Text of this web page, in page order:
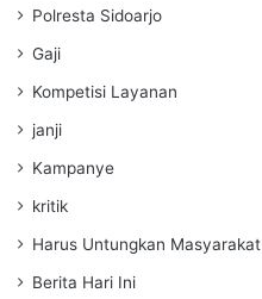
Polresta Sidoarjo
Gaji
Kompetisi Layanan
janji
Kampanye
kritik
Harus Untungkan Masyarakat
Berita Hari Ini